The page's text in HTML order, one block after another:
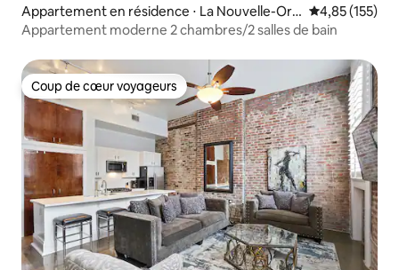
Appartement en résidence ⋅ La Nouvelle-Orl
éans
Évaluation
4,85 (155)
Appartement moderne 2 chambres/2 salles de bain
Coup de cœur voyageurs
Coup de cœur voyageurs